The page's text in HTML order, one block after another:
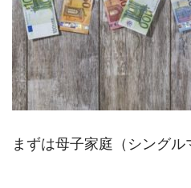
まずは母子家庭（シング